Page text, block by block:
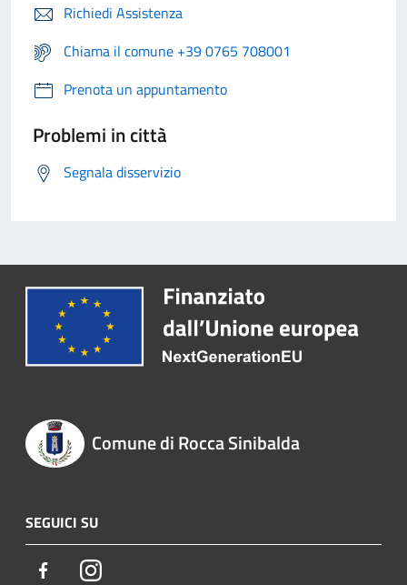
Richiedi Assistenza
Chiama il comune +39 0765 708001
Prenota un appuntamento
Problemi in città
Segnala disservizio
Comune di Rocca Sinibalda
SEGUICI SU
FacebookInstagram